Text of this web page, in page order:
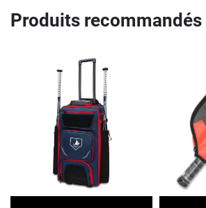
Produits recommandés